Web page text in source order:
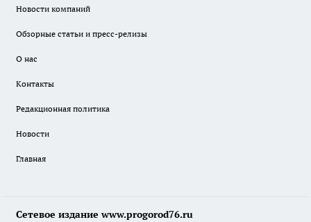
Новости компаний
Обзорные статьи и пресс-релизы
О нас
Контакты
Редакционная политика
Новости
Главная
Сетевое издание www.progorod76.ru